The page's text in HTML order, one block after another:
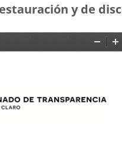
y de